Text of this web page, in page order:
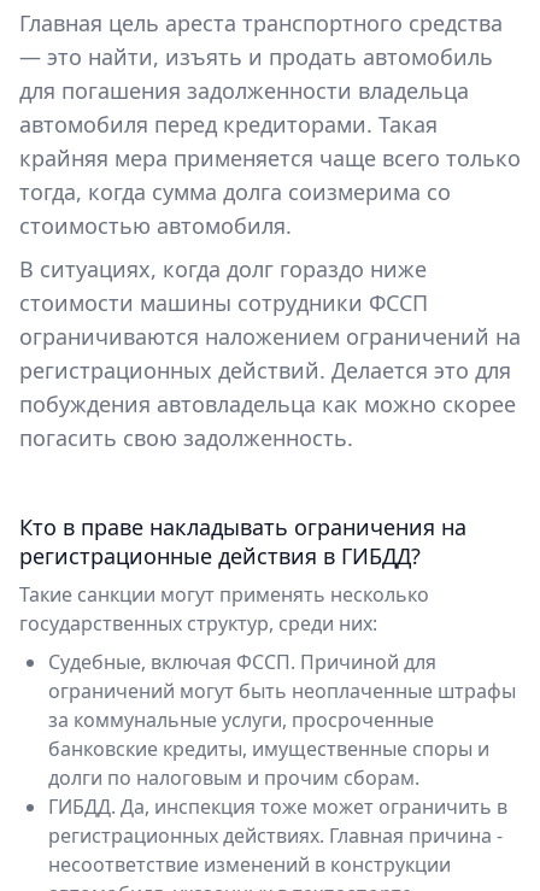
Главная цель ареста транспортного средства
— это найти, изъять и продать автомобиль
для погашения задолженности владельца
автомобиля перед кредиторами. Такая
крайняя мера применяется чаще всего только
тогда, когда сумма долга соизмерима со
стоимостью автомобиля.
В ситуациях, когда долг гораздо ниже
стоимости машины сотрудники ФССП
ограничиваются наложением ограничений на
регистрационных действий. Делается это для
побуждения автовладельца как можно скорее
погасить свою задолженность.
Кто в праве накладывать ограничения на
регистрационные действия в ГИБДД?
Такие санкции могут применять несколько
государственных структур, среди них:
Судебные, включая ФССП. Причиной для
ограничений могут быть неоплаченные штрафы
за коммунальные услуги, просроченные
банковские кредиты, имущественные споры и
долги по налоговым и прочим сборам.
ГИБДД. Да, инспекция тоже может ограничить в
регистрационных действиях. Главная причина -
несоответствие изменений в конструкции